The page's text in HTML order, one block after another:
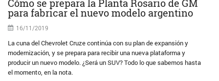
Cómo se prepara la Planta Rosario de GM
para fabricar el nuevo modelo argentino
16/11/2019
La cuna del Chevrolet Cruze continúa con su plan de expansión y
modernización, y se prepara para recibir una nueva plataforma y
producir un nuevo modelo. ¿Será un SUV? Todo lo que sabemos hasta
el momento, en la nota.